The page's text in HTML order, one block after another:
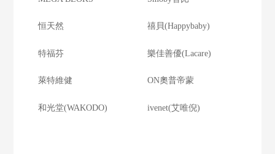
恒天然 禧貝(Happybaby)
特福芬 樂佳善優(Lacare)
萊特維健 ON奧普帝蒙
和光堂(WAKODO) ivenet(艾唯倪)